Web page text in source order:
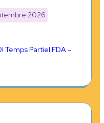
2026
Temps Partiel FDA –